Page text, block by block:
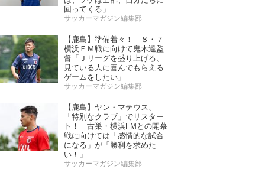
回ってくる」
サッカーマガジン編集部
【鹿島】準備着々！ ８・７
横浜ＦＭ戦に向けて鬼木達監
督「Ｊリーグを盛り上げる、
見ている人に喜んでもらえる
ゲームをしたい」
サッカーマガジン編集部
【鹿島】ヤン・マテウス、
「特別なクラブ」でリスター
ト！ 古巣・横浜FMとの開幕
戦に向けては「感情的な試合
になる」が「勝利を求めた
い！」
サッカーマガジン編集部